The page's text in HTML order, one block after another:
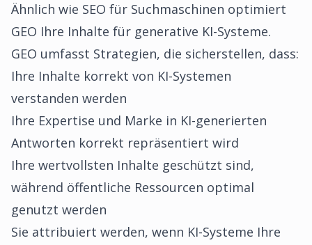
Ähnlich wie SEO für Suchmaschinen optimiert
GEO Ihre Inhalte für generative KI-Systeme.
GEO umfasst Strategien, die sicherstellen, dass:
Ihre Inhalte korrekt von KI-Systemen
verstanden werden
Ihre Expertise und Marke in KI-generierten
Antworten korrekt repräsentiert wird
Ihre wertvollsten Inhalte geschützt sind,
während öffentliche Ressourcen optimal
genutzt werden
Sie attribuiert werden, wenn KI-Systeme Ihre